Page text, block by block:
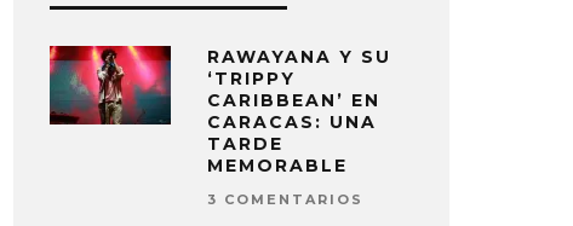
RAWAYANA Y SU
‘TRIPPY
CARIBBEAN’ EN
CARACAS: UNA
TARDE
MEMORABLE
3 COMENTARIOS